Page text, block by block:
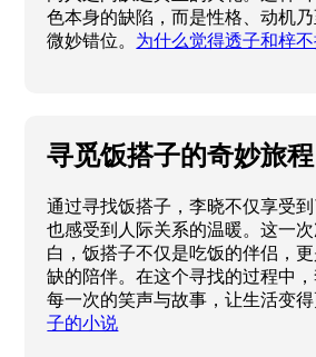
色本身的缺陷，而是性格、动机
微妙错位。 为什么觉得透子和梓不
寻觅饭搭子的奇妙旅程
通过寻找饭搭子，李晓不仅享受到
也感受到人际关系的温暖。这一
白，饭搭子不仅是吃饭的伴侣，
缺的陪伴。在这个寻找的过程中
每一次的笑声与故事，让生活变
子的小说